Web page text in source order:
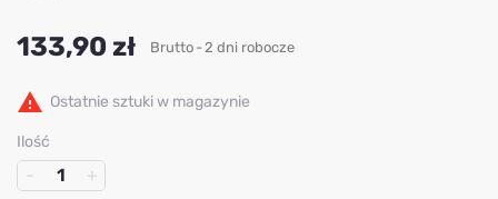
133,90 zł Brutto 2 dni robocze
 Ostatnie sztuki w magazynie
Ilość